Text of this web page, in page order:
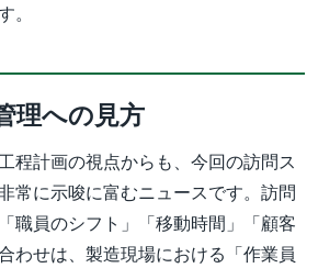
。
理への見方
程計画の視点からも、今回の訪問ス
常に示唆に富むニュースです。訪問
職員のシフト」「移動時間」「顧客
わせは、製造現場における「作業員